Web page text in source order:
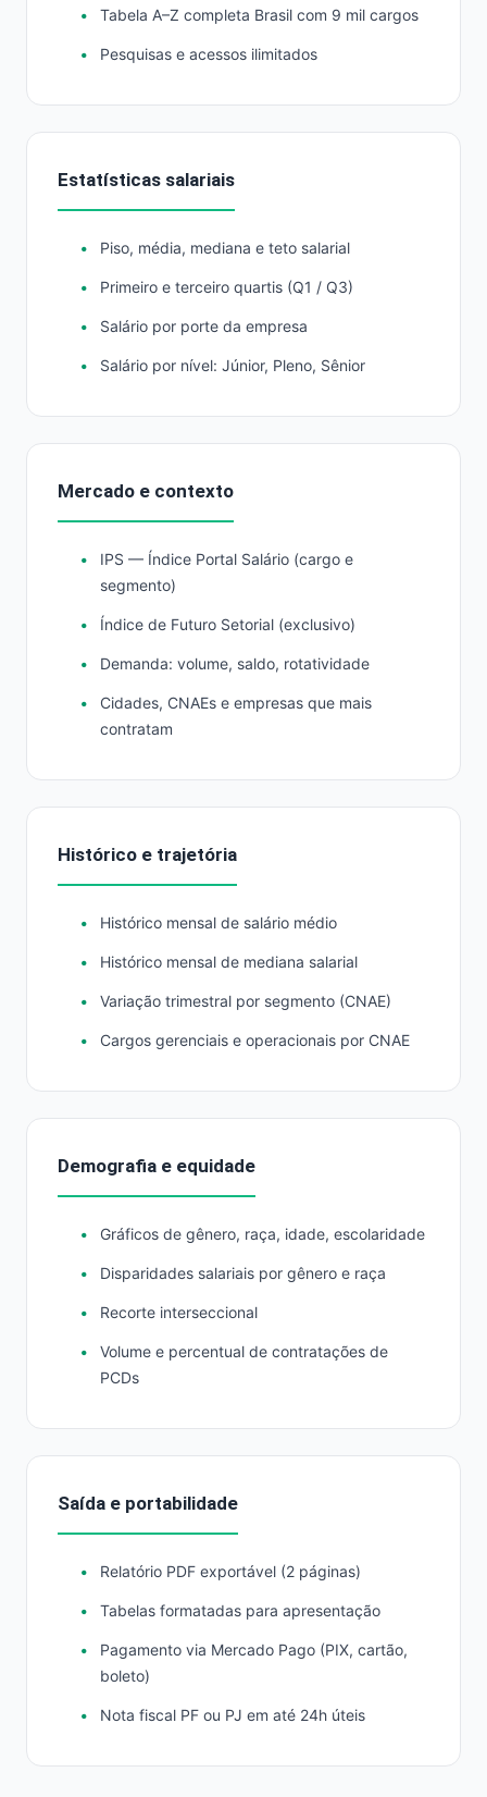
Tabela A–Z completa Brasil com 9 mil cargos
Pesquisas e acessos ilimitados
Estatísticas salariais
Piso, média, mediana e teto salarial
Primeiro e terceiro quartis (Q1 / Q3)
Salário por porte da empresa
Salário por nível: Júnior, Pleno, Sênior
Mercado e contexto
IPS — Índice Portal Salário (cargo e
segmento)
Índice de Futuro Setorial (exclusivo)
Demanda: volume, saldo, rotatividade
Cidades, CNAEs e empresas que mais
contratam
Histórico e trajetória
Histórico mensal de salário médio
Histórico mensal de mediana salarial
Variação trimestral por segmento (CNAE)
Cargos gerenciais e operacionais por CNAE
Demografia e equidade
Gráficos de gênero, raça, idade, escolaridade
Disparidades salariais por gênero e raça
Recorte interseccional
Volume e percentual de contratações de
PCDs
Saída e portabilidade
Relatório PDF exportável (2 páginas)
Tabelas formatadas para apresentação
Pagamento via Mercado Pago (PIX, cartão,
boleto)
Nota fiscal PF ou PJ em até 24h úteis